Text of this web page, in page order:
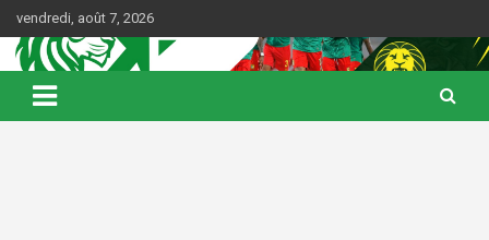
to
content
vendredi, août 7, 2026
Kamerfoot
Web Magazine du football camerounais